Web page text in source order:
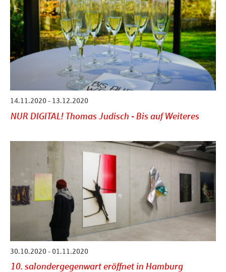
14.11.2020 - 13.12.2020
NUR DIGITAL! Thomas Judisch - Bis auf Weiteres
30.10.2020 - 01.11.2020
10. salondergegenwart eröffnet in Hamburg